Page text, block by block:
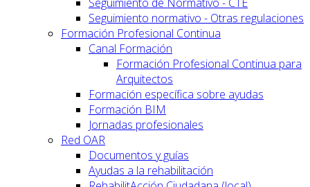
Seguimiento normativo - Otras regulaciones
Formación Profesional Continua
Canal Formación
Formación Profesional Continua para
Arquitectos
Formación específica sobre ayudas
Formación BIM
Jornadas profesionales
Red OAR
Documentos y guías
Ayudas a la rehabilitación